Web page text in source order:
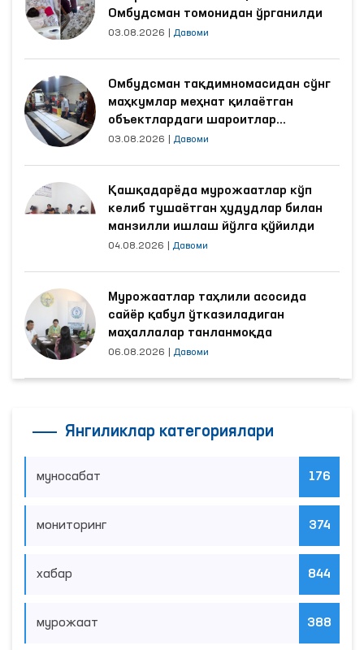
Омбудсман томонидан ўрганилди
03.08.2026 Давоми
Омбудсман тақдимномасидан сўнг
маҳкумлар меҳнат қилаётган
объектлардаги шароитлар
яхшиланди
03.08.2026 Давоми
Қашқадарёда мурожаатлар кўп
келиб тушаётган ҳудудлар билан
манзилли ишлаш йўлга қўйилди
04.08.2026 Давоми
Мурожаатлар таҳлили асосида
сайёр қабул ўтказиладиган
маҳаллалар танланмоқда
06.08.2026 Давоми
Янгиликлар категориялари
муносабат 176
мониторинг 374
хабар 844
мурожаат 388